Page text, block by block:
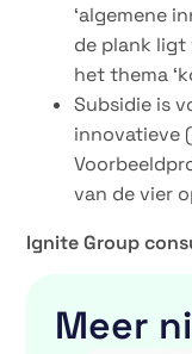
‘algemene
de plank ligt
het thema
Subsidie is
innovatieve
van de vier
Ignite Group
Meer